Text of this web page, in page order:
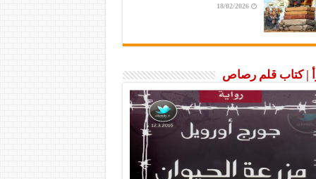
18/02/2026
| كتاب قلم رصاص